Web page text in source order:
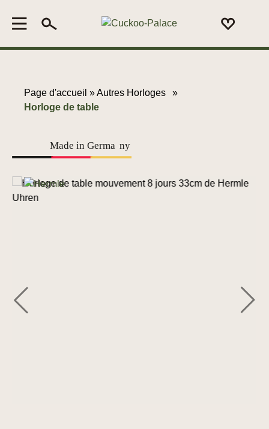
Page d'accueil »Autres Horloges
»
Horloge de table
Made in Germa ny